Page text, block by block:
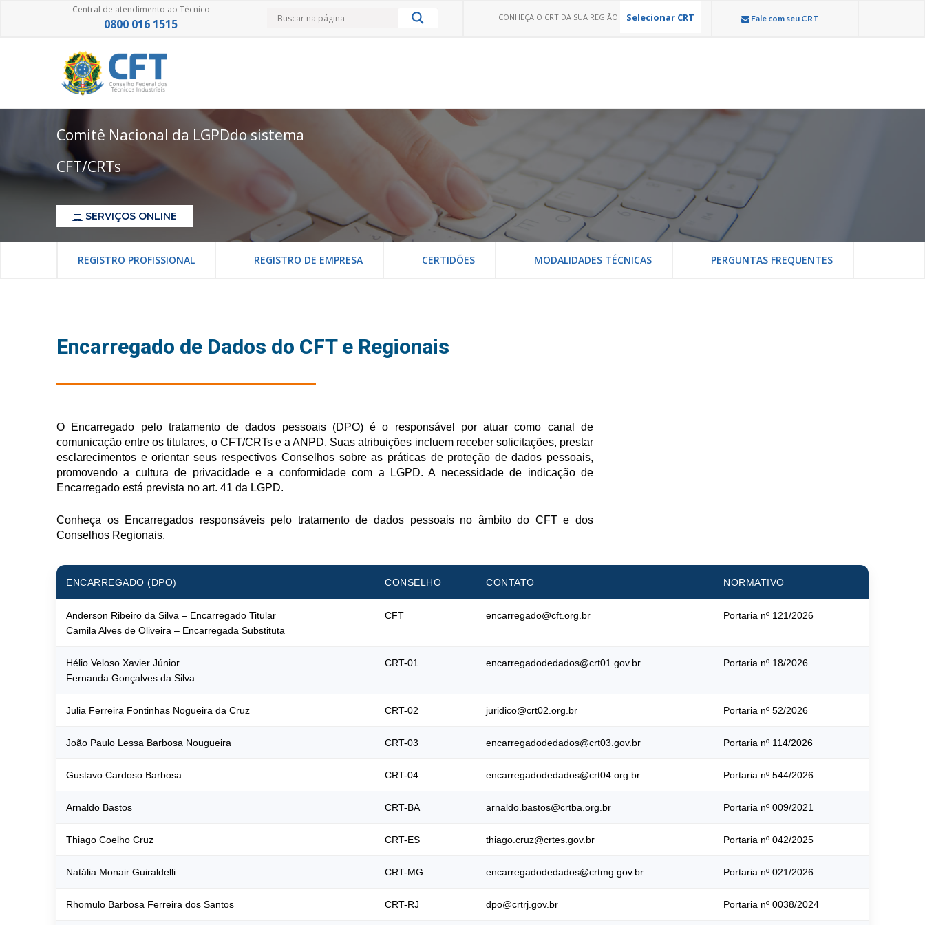
Central de atendimento ao Técnico
0800 016 1515 CONHEÇA O CRT DA SUA REGIÃO: Selecionar CRT Fale com seu CRT
Comitê Nacional da LGPDdo sistema
CFT/CRTs
SERVIÇOS ONLINE
REGISTRO PROFISSIONAL REGISTRO DE EMPRESA CERTIDÕES MODALIDADES TÉCNICAS PERGUNTAS FREQUENTES
Encarregado de Dados do CFT e Regionais
O Encarregado pelo tratamento de dados pessoais (DPO) é o responsável por atuar como canal de
comunicação entre os titulares, o CFT/CRTs e a ANPD. Suas atribuições incluem receber solicitações, prestar
esclarecimentos e orientar seus respectivos Conselhos sobre as práticas de proteção de dados pessoais,
promovendo a cultura de privacidade e a conformidade com a LGPD.A necessidade de indicação de
Encarregado está prevista no art. 41 da LGPD.
Conheça os Encarregados responsáveis pelo tratamento de dados pessoais no âmbito do CFT e dos
Conselhos Regionais.
ENCARREGADO (DPO) CONSELHO CONTATO NORMATIVO
Anderson Ribeiro da Silva – Encarregado Titular
Camila Alves de Oliveira – Encarregada Substituta
CFT encarregado@cft.org.br Portaria nº 121/2026
Hélio Veloso Xavier Júnior
Fernanda Gonçalves da Silva
CRT-01 encarregadodedados@crt01.gov.br Portaria nº 18/2026
Julia Ferreira Fontinhas Nogueira da Cruz CRT-02 juridico@crt02.org.br Portaria nº 52/2026
João Paulo Lessa Barbosa Nougueira CRT-03 encarregadodedados@crt03.gov.br Portaria nº 114/2026
Gustavo Cardoso Barbosa CRT-04 encarregadodedados@crt04.org.br Portaria nº 544/2026
Arnaldo Bastos CRT-BA arnaldo.bastos@crtba.org.br Portaria nº 009/2021
Thiago Coelho Cruz CRT-ES thiago.cruz@crtes.gov.br Portaria nº 042/2025
Natália Monair Guiraldelli CRT-MG encarregadodedados@crtmg.gov.br Portaria nº 021/2026
Rhomulo Barbosa Ferreira dos Santos CRT-RJ dpo@crtrj.gov.br Portaria nº 0038/2024